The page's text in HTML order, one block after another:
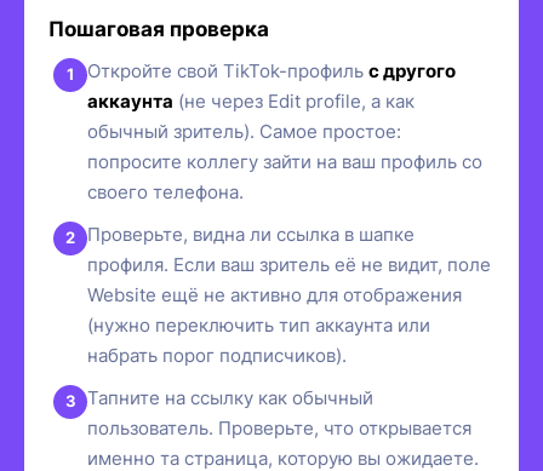
Пошаговая проверка
Откройте свой TikTok-профиль с другого
аккаунта (не через Edit profile, а как
обычный зритель). Самое простое:
попросите коллегу зайти на ваш профиль со
своего телефона.
Проверьте, видна ли ссылка в шапке
профиля. Если ваш зритель её не видит, поле
Website ещё не активно для отображения
(нужно переключить тип аккаунта или
набрать порог подписчиков).
Тапните на ссылку как обычный
пользователь. Проверьте, что открывается
именно та страница, которую вы ожидаете.